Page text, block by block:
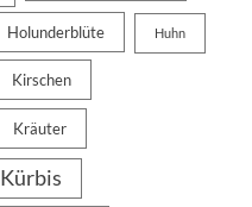
Holunderblüte Huhn
Kirschen
Kräuter
Kürbis